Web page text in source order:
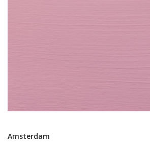
Amsterdam